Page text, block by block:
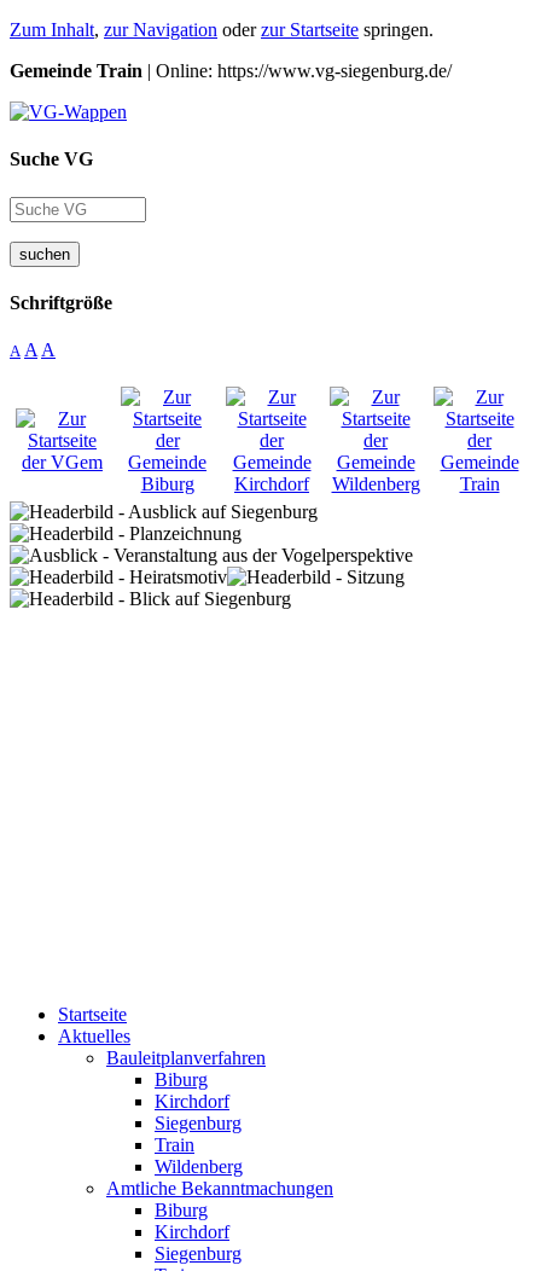
Zum Inhalt, zur Navigation oderzur Startseite springen.
Gemeinde Train | Online: https://www.vg-siegenburg.de/
Suche VG
suchen
Schriftgröße
A A A
Startseite
Aktuelles
Bauleitplanverfahren
Biburg
Kirchdorf
Siegenburg
Train
Wildenberg
Amtliche Bekanntmachungen
Biburg
Kirchdorf
Siegenburg